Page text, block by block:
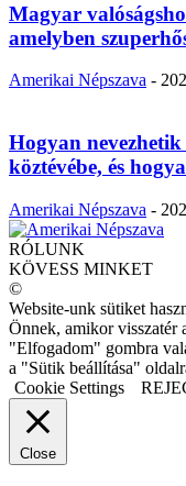
Magyar
amelyben
Amerikai Népszava -
Hogyan
köztévébe, és
Amerikai Népszava -
RÓLUNK
KÖVESS MINKET
©
Website-unk sütiket
Önnek, amikor visszatér
"Elfogadom" gombra
a "Sütik beállítása"
Cookie Settings
Close